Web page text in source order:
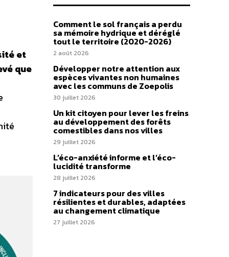
et
que
Comment le sol français a perdu
sa mémoire hydrique et déréglé
tout le territoire (2020-2026)
2 août 2026
Développer notre attention aux
espèces vivantes non humaines
avec les communs de Zoepolis
30 juillet 2026
Un kit citoyen pour lever les freins
au développement des forêts
comestibles dans nos villes
29 juillet 2026
L’éco-anxiété informe et l’éco-
lucidité transforme
28 juillet 2026
7 indicateurs pour des villes
résilientes et durables, adaptées
au changement climatique
27 juillet 2026